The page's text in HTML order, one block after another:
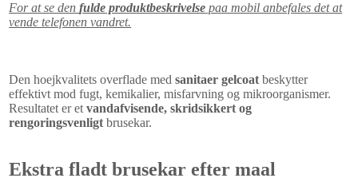
For at se denfulde produktbeskrivelse paa mobil anbefales det at
vende telefonen vandret.
Den hoejkvalitets overflade medsanitaer gelcoat beskytter
effektivt mod fugt, kemikalier, misfarvning og mikroorganismer.
Resultatet er etvandafvisende, skridsikkert og
rengoringsvenligt brusekar.
Ekstra fladt brusekar efter maal